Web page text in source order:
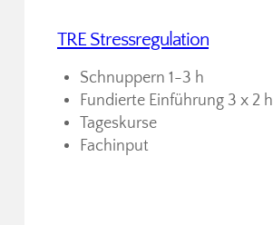
TRE Stressregulation
Schnuppern 1-3 h
Fundierte Einführung 3 x 2 h
Tageskurse
Fachinput